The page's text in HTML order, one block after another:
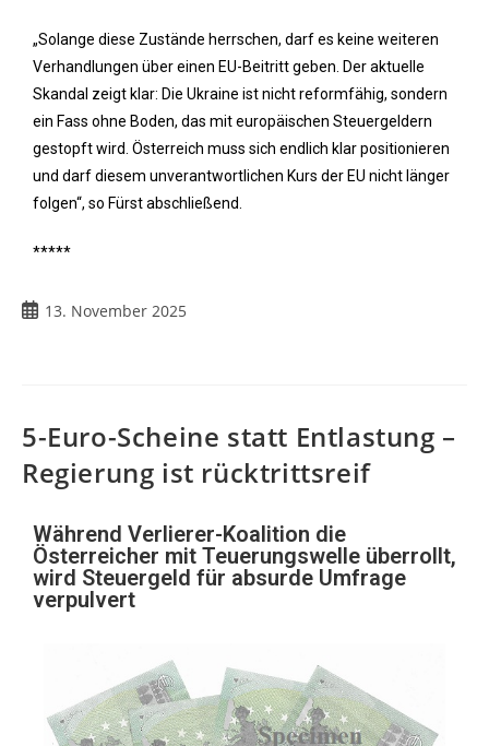
„Solange diese Zustände herrschen, darf es keine weiteren
Verhandlungen über einen EU-Beitritt geben. Der aktuelle
Skandal zeigt klar: Die Ukraine ist nicht reformfähig, sondern
ein Fass ohne Boden, das mit europäischen Steuergeldern
gestopft wird. Österreich muss sich endlich klar positionieren
und darf diesem unverantwortlichen Kurs der EU nicht länger
folgen“, so Fürst abschließend.
*****
13. November 2025
5-Euro-Scheine statt Entlastung –
Regierung ist rücktrittsreif
Während Verlierer-Koalition die
Österreicher mit Teuerungswelle überrollt,
wird Steuergeld für absurde Umfrage
verpulvert